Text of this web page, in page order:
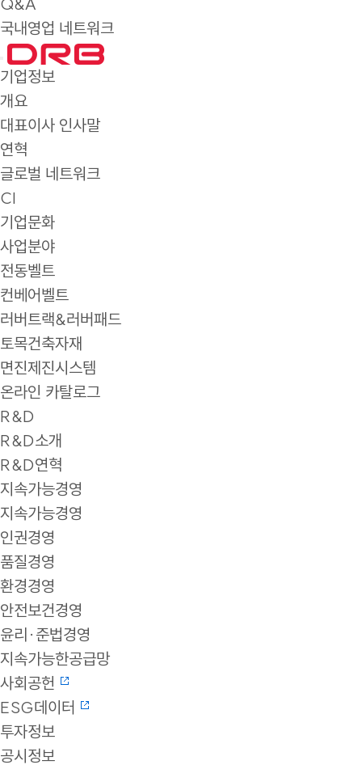
국내영업 네트워크
기업정보
개요
대표이사 인사말
연혁
글로벌 네트워크
CI
기업문화
사업분야
전동벨트
컨베어벨트
러버트랙&러버패드
토목건축자재
면진제진시스템
온라인 카탈로그
R&D
R&D소개
R&D연혁
지속가능경영
지속가능경영
인권경영
품질경영
환경경영
안전보건경영
윤리·준법경영
지속가능한공급망
사회공헌
ESG데이터
투자정보
공시정보